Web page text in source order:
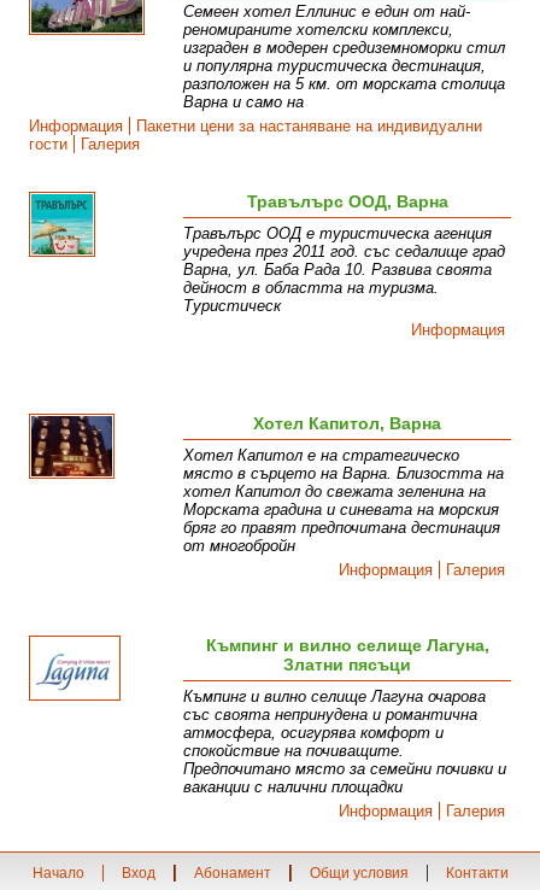
Семеен хотел Еллинис е един от най-
реномираните хотелски комплекси,
изграден в модерен средиземноморки стил
и популярна туристическа дестинация,
разположен на 5 км. от морската столица
Варна и само на
Информация
Пакетни цени за настаняване на индивидуални
гости
Галерия
Травълърс ООД, Варна
Травълърс ООД е туристическа агенция
учредена през 2011 год. със седалище град
Варна, ул. Баба Рада 10. Развива своята
дейност в областта на туризма.
Туристическ
Информация
Хотел Капитол, Варна
Хотел Капитол е на стратегическо
място в сърцето на Варна. Близостта на
хотел Капитол до свежата зеленина на
Морската градина и синевата на морския
бряг го правят предпочитана дестинация
от многобройн
Информация
Галерия
Къмпинг и вилно селище Лагуна,
Златни пясъци
Къмпинг и вилно селище Лагуна очарова
със своята непринудена и романтична
атмосфера, осигурява комфорт и
спокойствие на почиващите.
Предпочитано място за семейни почивки и
ваканции с налични площадки
Информация
Галерия
Начало Вход Абонамент Общи условия Контакти